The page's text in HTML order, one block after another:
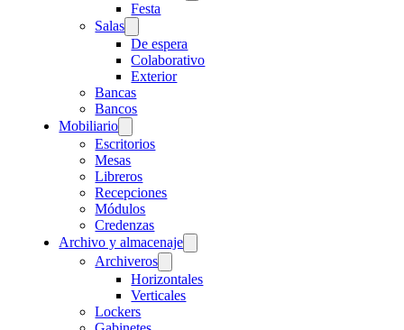
Festa
Salas
De espera
Colaborativo
Exterior
Bancas
Bancos
Mobiliario
Escritorios
Mesas
Libreros
Recepciones
Módulos
Credenzas
Archivo y almacenaje
Archiveros
Horizontales
Verticales
Lockers